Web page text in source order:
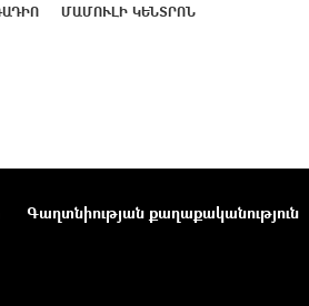
ՄԱՄՈՒԼԻ ԿԵՆՏՐՈՆ
Գաղտնիության քաղաքականություն